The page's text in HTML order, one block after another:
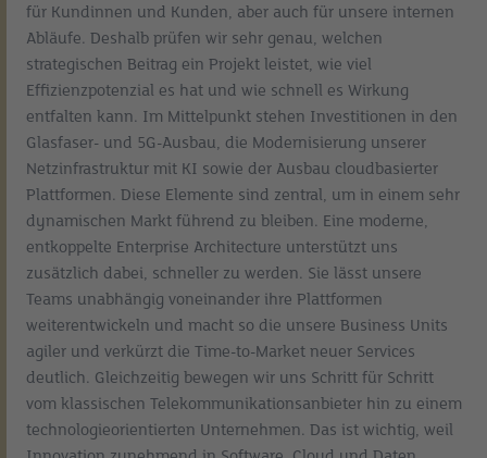
für Kundinnen und Kunden, aber auch für unsere internen
Abläufe. Deshalb prüfen wir sehr genau, welchen
strategischen Beitrag ein Projekt leistet, wie viel
Effizienzpotenzial es hat und wie schnell es Wirkung
entfalten kann. Im Mittelpunkt stehen Investitionen in den
Glasfaser- und 5G-Ausbau, die Modernisierung unserer
Netzinfrastruktur mit KI sowie der Ausbau cloudbasierter
Plattformen. Diese Elemente sind zentral, um in einem sehr
dynamischen Markt führend zu bleiben. Eine moderne,
entkoppelte Enterprise Architecture unterstützt uns
zusätzlich dabei, schneller zu werden. Sie lässt unsere
Teams unabhängig voneinander ihre Plattformen
weiterentwickeln und macht so die unsere Business Units
agiler und verkürzt die Time-to-Market neuer Services
deutlich. Gleichzeitig bewegen wir uns Schritt für Schritt
vom klassischen Telekommunikationsanbieter hin zu einem
technologieorientierten Unternehmen. Das ist wichtig, weil